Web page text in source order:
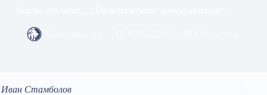
Иван Стамболов